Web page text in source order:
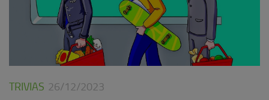
TRIVIAS 26/12/2023